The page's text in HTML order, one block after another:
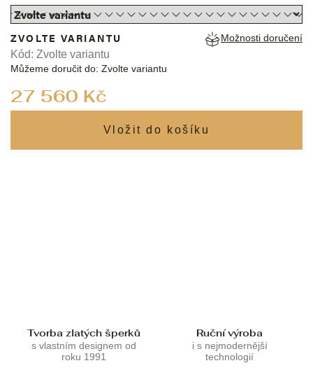
27 560 Kč
ZVOLTE VARIANTU
Můžeme doručit do: Zvolte variantu
Možnosti doručení
Kód: Zvolte variantu
Tvorba zlatých šperků
s vlastním designem od
roku 1991
Ruční výroba
i s nejmodernější
technologií